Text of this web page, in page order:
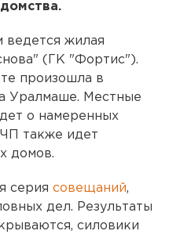
ведется жилая
(ГК "Фортис").
произошла в
Уралмаше. Местные
о намеренных
также идет
домов.
серия совещаний,
дел. Результаты
силовики